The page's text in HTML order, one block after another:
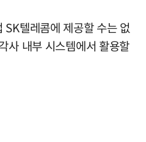
텔레콤에 제공할 수는 없
사 내부 시스템에서 활용할